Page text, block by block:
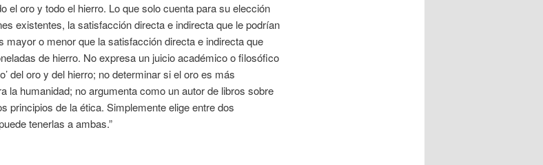
el oro y todo el hierro. Lo que solo cuenta para su elección
existentes, la satisfacción directa e indirecta que le podrían
mayor o menor que la satisfacción directa e indirecta que
de hierro. No expresa un juicio académico o filosófico
del oro y del hierro; no determinar si el oro es más
la humanidad; no argumenta como un autor de libros sobre
principios de la ética. Simplemente elige entre dos
tenerlas a ambas.”